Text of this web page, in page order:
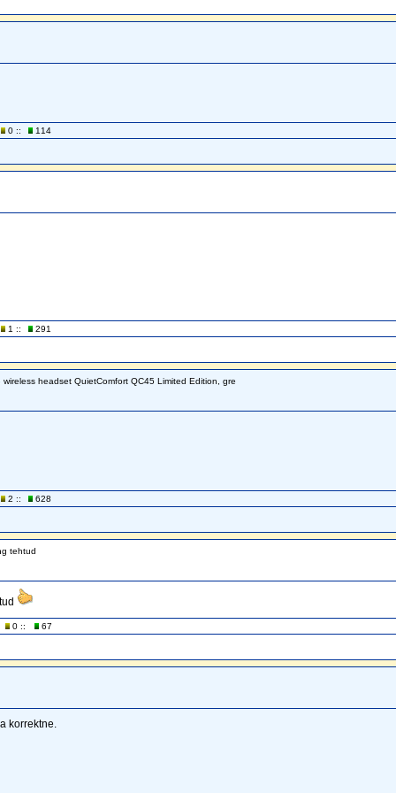
0 :: 114
1 :: 291
headset QuietComfort QC45 Limited Edition, gre
2 :: 628
tehtud
0 :: 67
korrektne.